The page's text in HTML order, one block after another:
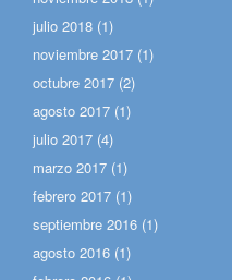
julio 2018 (1)
noviembre 2017 (1)
octubre 2017 (2)
agosto 2017 (1)
julio 2017 (4)
marzo 2017 (1)
febrero 2017 (1)
septiembre 2016 (1)
agosto 2016 (1)